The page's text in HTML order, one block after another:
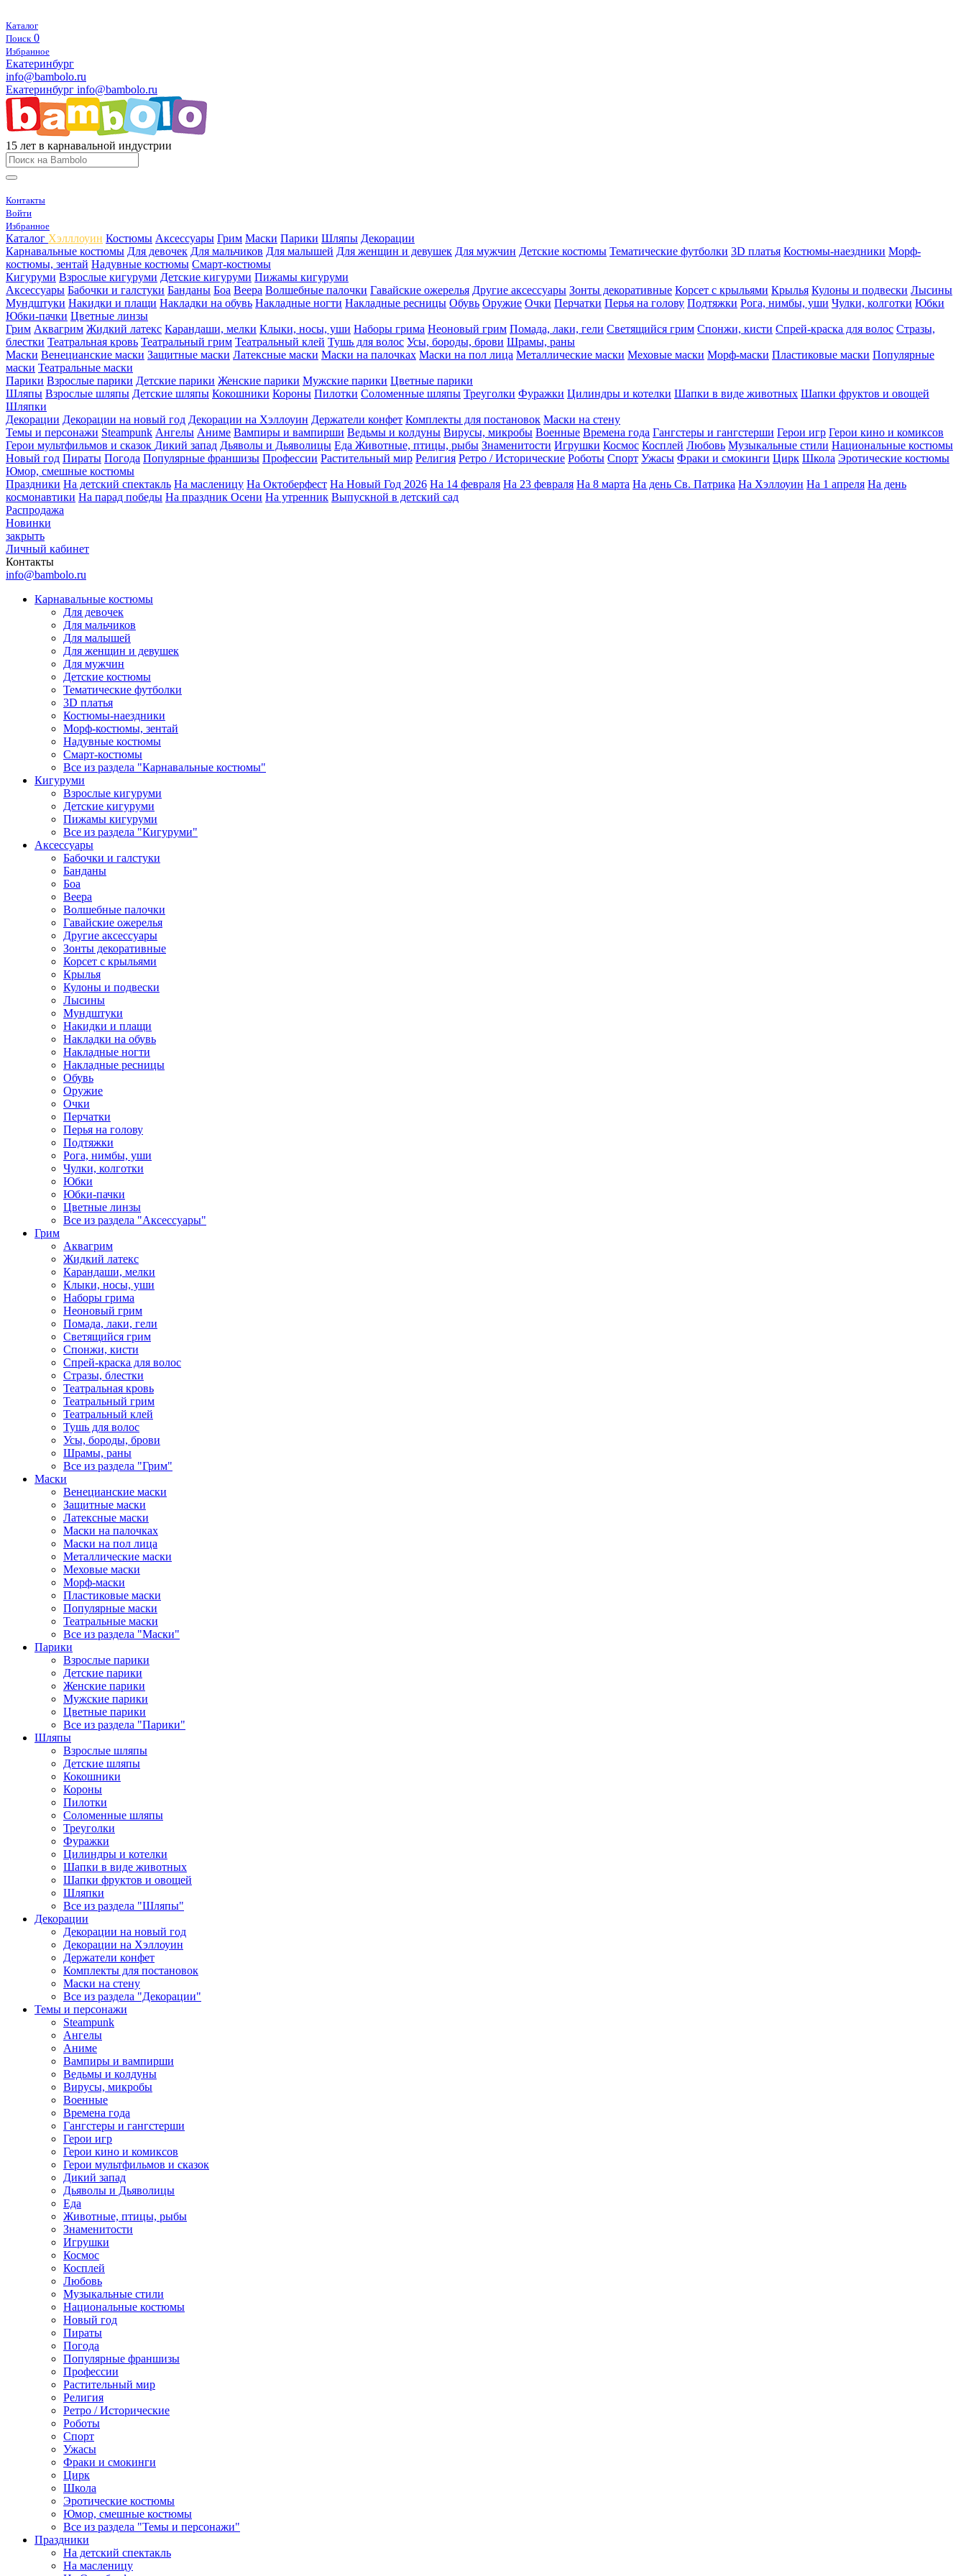
Каталог
Поиск 0
Избранное
Екатеринбург
info@bambolo.ru
Екатеринбург info@bambolo.ru
15 лет в карнавальной индустрии
Контакты
Войти
Избранное
Каталог Хэлллоуин Костюмы Аксессуары Грим Маски Парики Шляпы Декорации
Карнавальные костюмы Для девочек Для мальчиков Для малышей Для женщин и девушек Для мужчин Детские костюмы Тематические футболки 3D платья Костюмы-наездники Морф-
костюмы, зентай Надувные костюмы Смарт-костюмы
Кигуруми Взрослые кигуруми Детские кигуруми Пижамы кигуруми
Аксессуары Бабочки и галстуки Банданы Боа Веера Волшебные палочки Гавайские ожерелья Другие аксессуары Зонты декоративные Корсет с крыльями Крылья Кулоны и подвески Лысины
Мундштуки Накидки и плащи Накладки на обувь Накладные ногти Накладные ресницы Обувь Оружие Очки Перчатки Перья на голову Подтяжки Рога, нимбы, уши Чулки, колготки Юбки
Юбки-пачки Цветные линзы
Грим Аквагрим Жидкий латекс Карандаши, мелки Клыки, носы, уши Наборы грима Неоновый грим Помада, лаки, гели Светящийся грим Спонжи, кисти Спрей-краска для волос Стразы,
блестки Театральная кровь Театральный грим Театральный клей Тушь для волос Усы, бороды, брови Шрамы, раны
Маски Венецианские маски Защитные маски Латексные маски Маски на палочках Маски на пол лица Металлические маски Меховые маски Морф-маски Пластиковые маски Популярные
маски Театральные маски
Парики Взрослые парики Детские парики Женские парики Мужские парики Цветные парики
Шляпы Взрослые шляпы Детские шляпы Кокошники Короны Пилотки Соломенные шляпы Треуголки Фуражки Цилиндры и котелки Шапки в виде животных Шапки фруктов и овощей
Шляпки
Декорации Декорации на новый год Декорации на Хэллоуин Держатели конфет Комплекты для постановок Маски на стену
Темы и персонажи Steampunk Ангелы Аниме Вампиры и вампирши Ведьмы и колдуны Вирусы, микробы Военные Времена года Гангстеры и гангстерши Герои игр Герои кино и комиксов
Герои мультфильмов и сказок Дикий запад Дьяволы и Дьяволицы Еда Животные, птицы, рыбы Знаменитости Игрушки Космос Косплей Любовь Музыкальные стили Национальные костюмы
Новый год Пираты Погода Популярные франшизы Профессии Растительный мир Религия Ретро / Исторические Роботы Спорт Ужасы Фраки и смокинги Цирк Школа Эротические костюмы
Юмор, смешные костюмы
Праздники На детский спектакль На масленицу На Октоберфест На Новый Год 2026 На 14 февраля На 23 февраля На 8 марта На день Св. Патрика На Хэллоуин На 1 апреля На день
космонавтики На парад победы На праздник Осени На утренник Выпускной в детский сад
Распродажа
Новинки
закрыть
Личный кабинет
Контакты
info@bambolo.ru
Карнавальные костюмы
Для девочек
Для мальчиков
Для малышей
Для женщин и девушек
Для мужчин
Детские костюмы
Тематические футболки
3D платья
Костюмы-наездники
Морф-костюмы, зентай
Надувные костюмы
Смарт-костюмы
Все из раздела "Карнавальные костюмы"
Кигуруми
Взрослые кигуруми
Детские кигуруми
Пижамы кигуруми
Все из раздела "Кигуруми"
Аксессуары
Бабочки и галстуки
Банданы
Боа
Веера
Волшебные палочки
Гавайские ожерелья
Другие аксессуары
Зонты декоративные
Корсет с крыльями
Крылья
Кулоны и подвески
Лысины
Мундштуки
Накидки и плащи
Накладки на обувь
Накладные ногти
Накладные ресницы
Обувь
Оружие
Очки
Перчатки
Перья на голову
Подтяжки
Рога, нимбы, уши
Чулки, колготки
Юбки
Юбки-пачки
Цветные линзы
Все из раздела "Аксессуары"
Грим
Аквагрим
Жидкий латекс
Карандаши, мелки
Клыки, носы, уши
Наборы грима
Неоновый грим
Помада, лаки, гели
Светящийся грим
Спонжи, кисти
Спрей-краска для волос
Стразы, блестки
Театральная кровь
Театральный грим
Театральный клей
Тушь для волос
Усы, бороды, брови
Шрамы, раны
Все из раздела "Грим"
Маски
Венецианские маски
Защитные маски
Латексные маски
Маски на палочках
Маски на пол лица
Металлические маски
Меховые маски
Морф-маски
Пластиковые маски
Популярные маски
Театральные маски
Все из раздела "Маски"
Парики
Взрослые парики
Детские парики
Женские парики
Мужские парики
Цветные парики
Все из раздела "Парики"
Шляпы
Взрослые шляпы
Детские шляпы
Кокошники
Короны
Пилотки
Соломенные шляпы
Треуголки
Фуражки
Цилиндры и котелки
Шапки в виде животных
Шапки фруктов и овощей
Шляпки
Все из раздела "Шляпы"
Декорации
Декорации на новый год
Декорации на Хэллоуин
Держатели конфет
Комплекты для постановок
Маски на стену
Все из раздела "Декорации"
Темы и персонажи
Steampunk
Ангелы
Аниме
Вампиры и вампирши
Ведьмы и колдуны
Вирусы, микробы
Военные
Времена года
Гангстеры и гангстерши
Герои игр
Герои кино и комиксов
Герои мультфильмов и сказок
Дикий запад
Дьяволы и Дьяволицы
Еда
Животные, птицы, рыбы
Знаменитости
Игрушки
Космос
Косплей
Любовь
Музыкальные стили
Национальные костюмы
Новый год
Пираты
Погода
Популярные франшизы
Профессии
Растительный мир
Религия
Ретро / Исторические
Роботы
Спорт
Ужасы
Фраки и смокинги
Цирк
Школа
Эротические костюмы
Юмор, смешные костюмы
Все из раздела "Темы и персонажи"
Праздники
На детский спектакль
На масленицу